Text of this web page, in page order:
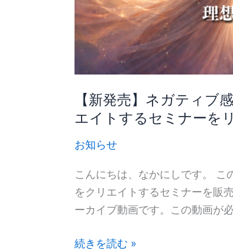
【新発売】ネガティブ
エイトするセミナーを
お知らせ
こんにちは、なかにしです。 こ
をクリエイトするセミナーを販
ーカイブ動画です。この動画が
ネ
ジ
メ
ト
し
て
想
ク
続きを読む »